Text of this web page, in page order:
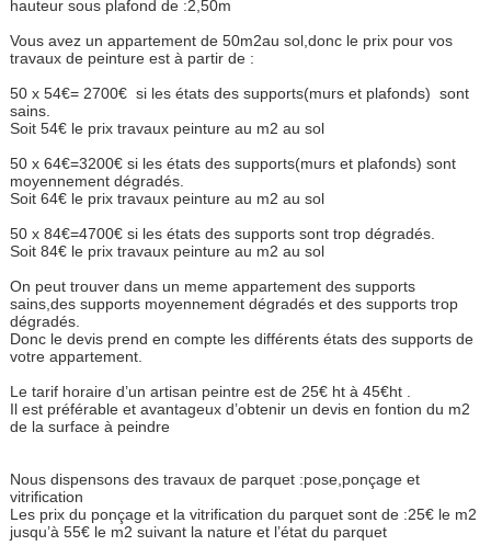
hauteur sous plafond de :2,50m
Vous avez un appartement de 50m2au sol,donc le prix pour vos
travaux de peinture est à partir de :
50 x 54€= 2700€ si les états des supports(murs et plafonds) sont
sains.
Soit 54€ le prix travaux peinture au m2 au sol
50 x 64€=3200€ si les états des supports(murs et plafonds) sont
moyennement dégradés.
Soit 64€ le prix travaux peinture au m2 au sol
50 x 84€=4700€ si les états des supports sont trop dégradés.
Soit 84€ le prix travaux peinture au m2 au sol
On peut trouver dans un meme appartement des supports
sains,des supports moyennement dégradés et des supports trop
dégradés.
Donc le devis prend en compte les différents états des supports de
votre appartement.
Le tarif horaire d’un artisan peintre est de 25€ ht à 45€ht .
Il est préférable et avantageux d’obtenir un devis en fontion du m2
de la surface à peindre
Nous dispensons des travaux de parquet :pose,ponçage et
vitrification
Les prix du ponçage et la vitrification du parquet sont de :25€ le m2
jusqu’à 55€ le m2 suivant la nature et l’état du parquet